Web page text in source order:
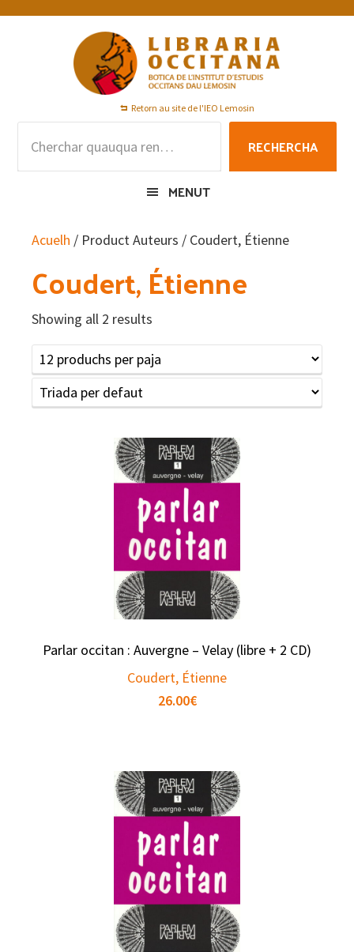
Skip
Skip
Skip
Retorn au site de l'IEO Lemosin
RECHERCHA
MENUT
Acuelh / Product Auteurs / Coudert, Étienne
Coudert, Étienne
Showing all 2 results
Parlar occitan : Auvergne – Velay (libre + 2 CD)
Coudert, Étienne
26.00€